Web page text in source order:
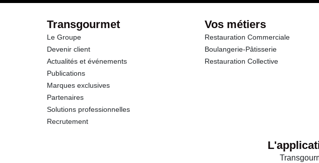
Transgourmet
Le Groupe
Devenir client
Actualités et événements
Publications
Marques exclusives
Partenaires
Solutions professionnelles
Recrutement
Vos métiers
Restauration Commerciale
Boulangerie-Pâtisserie
Restauration Collective